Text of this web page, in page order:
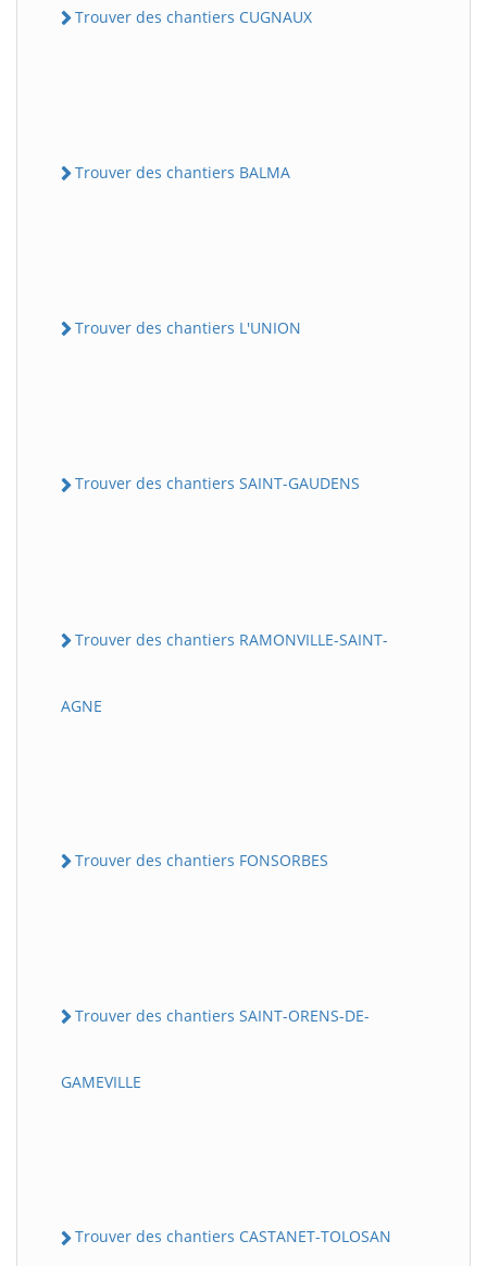
Trouver des chantiers CUGNAUX
Trouver des chantiers BALMA
Trouver des chantiers L'UNION
Trouver des chantiers SAINT-GAUDENS
Trouver des chantiers RAMONVILLE-SAINT-
AGNE
Trouver des chantiers FONSORBES
Trouver des chantiers SAINT-ORENS-DE-
GAMEVILLE
Trouver des chantiers CASTANET-TOLOSAN